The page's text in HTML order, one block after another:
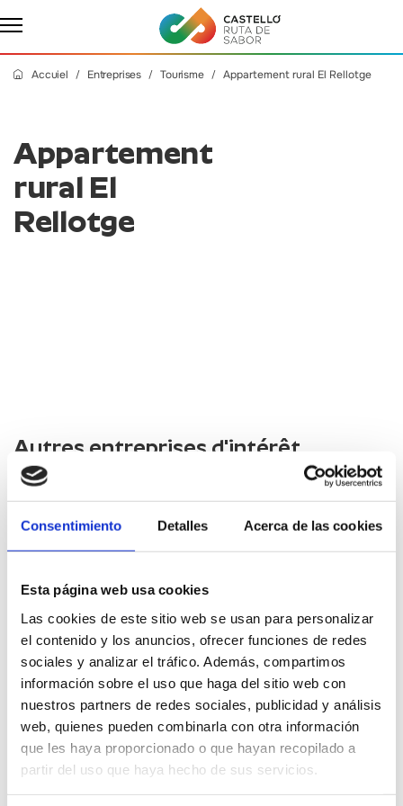
Consentimiento Detalles Acerca de las cookies
Esta página web usa cookies
Las cookies de este sitio web se usan para personalizar
el contenido y los anuncios, ofrecer funciones de redes
sociales y analizar el tráfico. Además, compartimos
información sobre el uso que haga del sitio web con
nuestros partners de redes sociales, publicidad y análisis
web, quienes pueden combinarla con otra información
que les haya proporcionado o que hayan recopilado a
partir del uso que haya hecho de sus servicios.
Accuiel Entreprises Tourisme Appartement rural El Rellotge
Appartement
rural El
Rellotge
Autres entreprises d'intérêt
Casa Rural Mas Dels Fumeros
LES USERES
Hotel Restaurante Duc De Vendôme
VINARÒS